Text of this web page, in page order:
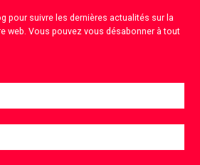
pour suivre les dernières actualités sur la
web. Vous pouvez vous désabonner à tout